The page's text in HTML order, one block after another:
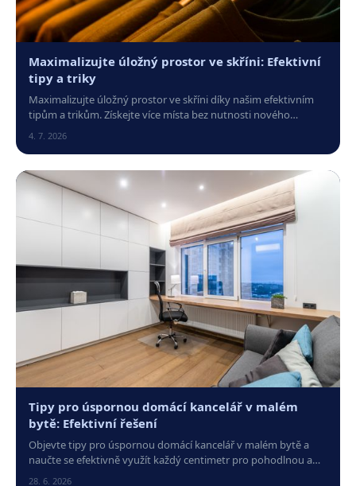
Maximalizujte úložný prostor ve skříni: Efektivní
tipy a triky
Maximalizujte úložný prostor ve skříni díky našim efektivním
tipům a trikům. Získejte více místa bez nutnosti nového
nábytku. Klikněte pro inspiraci!
4. 7. 2026
Tipy pro úspornou domácí kancelář v malém
bytě: Efektivní řešení
Objevte tipy pro úspornou domácí kancelář v malém bytě a
naučte se efektivně využít každý centimetr pro pohodlnou a
28. 6. 2026